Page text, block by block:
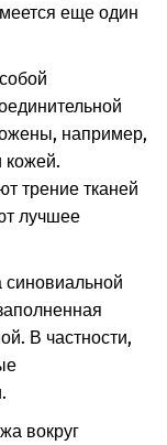
еще один
например,
кожей.
трение тканей
лучшее
синовиальной
В частности,
вокруг